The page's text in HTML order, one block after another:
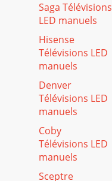
Saga Télévisions
LED manuels
Hisense
Télévisions LED
manuels
Denver
Télévisions LED
manuels
Coby
Télévisions LED
manuels
Sceptre